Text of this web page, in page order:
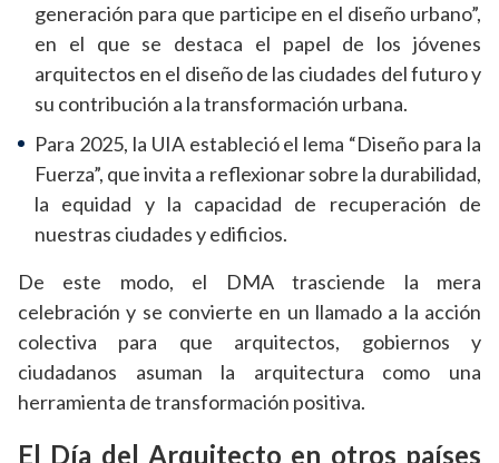
generación para que participe en el diseño urbano”,
en el que se destaca el papel de los jóvenes
arquitectos en el diseño de las ciudades del futuro y
su contribución a la transformación urbana.
Para 2025, la UIA estableció el lema “Diseño para la
Fuerza”, que invita a reflexionar sobre la durabilidad,
la equidad y la capacidad de recuperación de
nuestras ciudades y edificios.
De este modo, el DMA trasciende la mera
celebración y se convierte en un llamado a la acción
colectiva para que arquitectos, gobiernos y
ciudadanos asuman la arquitectura como una
herramienta de transformación positiva.
El Día del Arquitecto en otros países